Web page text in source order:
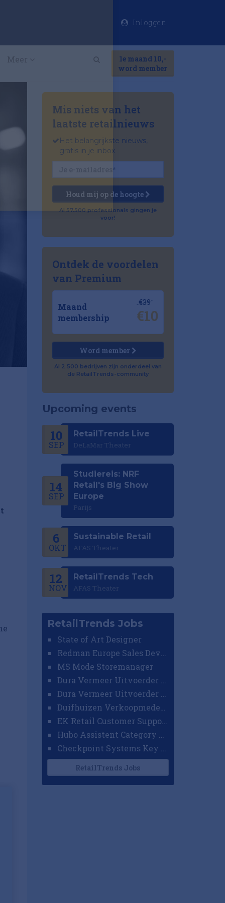
Inloggen
Meer
1e maand 10,-
word member
Mis niets van het
laatste retailnieuws
Het belangrijkste nieuws,
gratis in je inbox
Houd mij op de hoogte
Al 57.500 professionals gingen je
voor!
Ontdek de voordelen
van Premium
Maand
membership
€39
€10
Word member
Al 2.500 bedrijven zijn onderdeel van
de RetailTrends-community
Upcoming events
10
SEP
RetailTrends Live
DeLaMar Theater
14
SEP
Studiereis: NRF
Retail's Big Show
Europe
Parijs
6
OKT
Sustainable Retail
AFAS Theater
12
NOV
RetailTrends Tech
AFAS Theater
RetailTrends Jobs
State of Art Designer
MS Mode Storemanager
EK Retail Customer Support Omnichannel
RetailTrends Jobs